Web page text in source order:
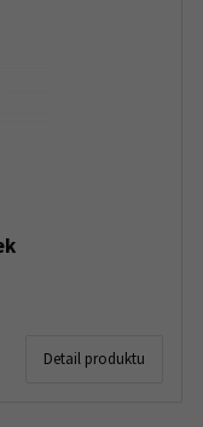
Detail produktu